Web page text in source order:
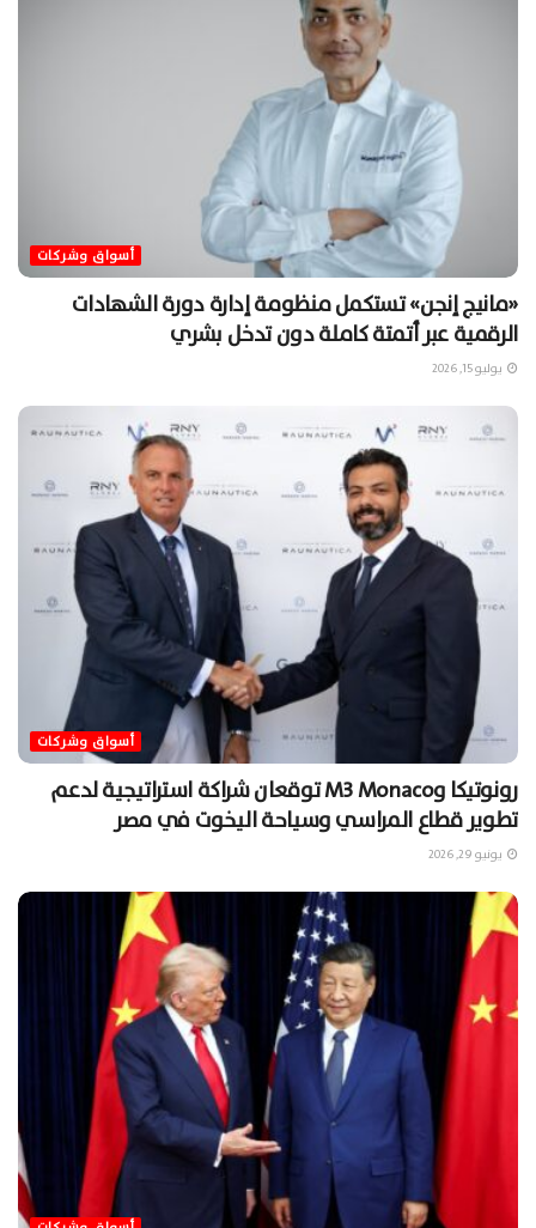
أسواق وشركات
«مانيج إنجن» تستكمل منظومة إدارة دورة الشهادات
الرقمية عبر أتمتة كاملة دون تدخل بشري
يوليو 15, 2026
أسواق وشركات
رونوتيكا وM3 Monaco توقعان شراكة استراتيجية لدعم
تطوير قطاع المراسي وسياحة اليخوت في مصر
يونيو 29, 2026